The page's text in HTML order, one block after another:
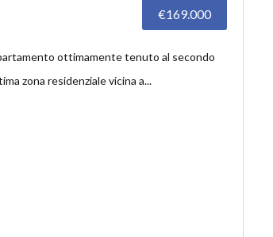
€169.000
ottimamente tenuto al secondo
zona residenziale vicina a...